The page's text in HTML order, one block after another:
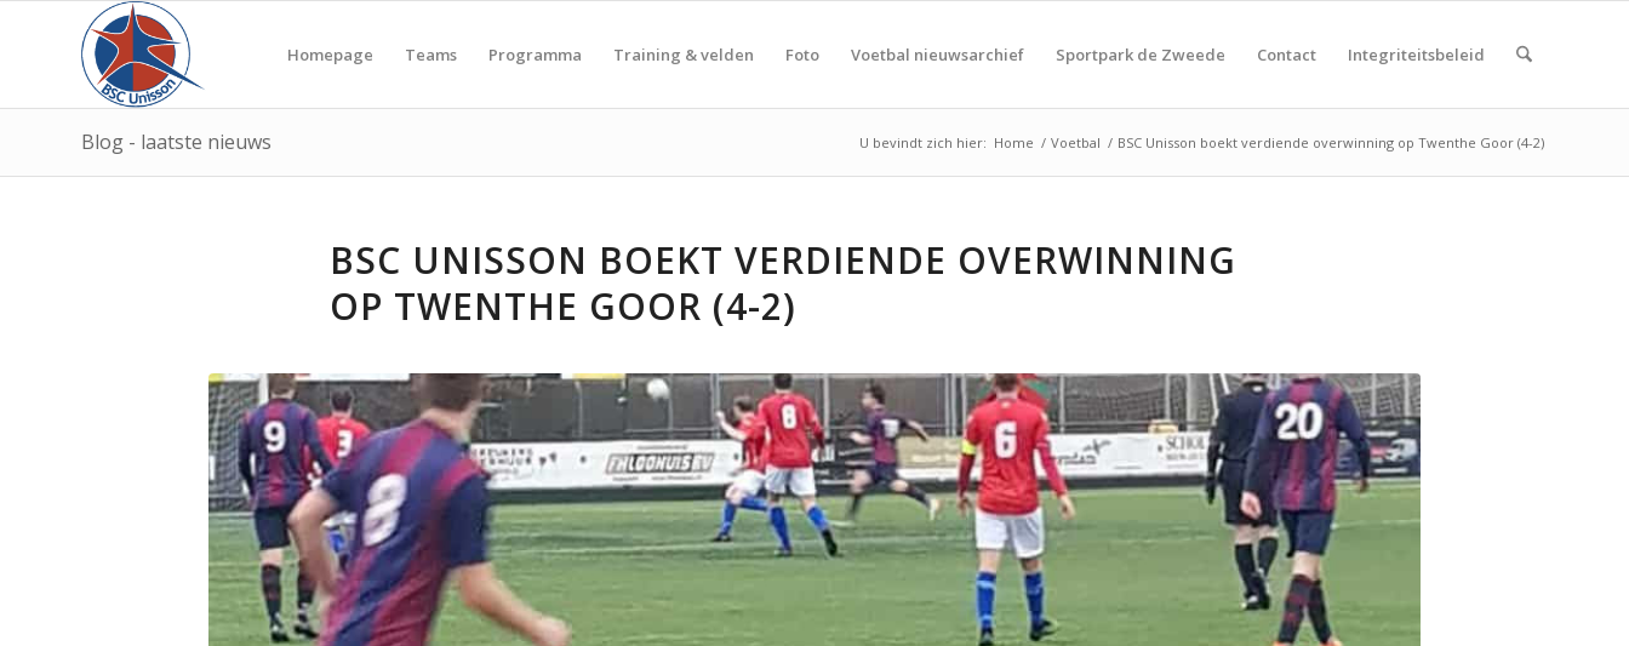
Homepage Teams Programma Training & velden Foto Voetbal nieuwsarchief Sportpark de Zweede Contact Integriteitsbeleid
Blog - laatste nieuws U bevindt zich hier: Home / Voetbal / BSC Unisson boekt verdiende overwinning op Twenthe Goor (4-2)
BSC UNISSON BOEKT VERDIENDE OVERWINNING
OP TWENTHE GOOR (4-2)